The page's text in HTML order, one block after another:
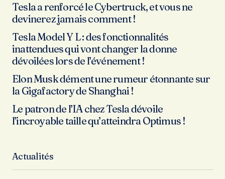
Tesla a renforcé le Cybertruck, et vous ne
devinerez jamais comment !
Tesla Model Y L : des fonctionnalités
inattendues qui vont changer la donne
dévoilées lors de l’événement !
Elon Musk dément une rumeur étonnante sur
la Gigafactory de Shanghai !
Le patron de l’IA chez Tesla dévoile
l’incroyable taille qu’atteindra Optimus !
Actualités